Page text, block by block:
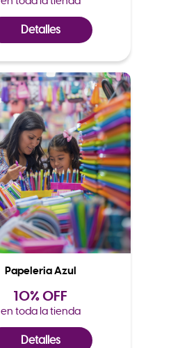
Detalles
Papeleria Azul
10% OFF
en toda la tienda
Detalles